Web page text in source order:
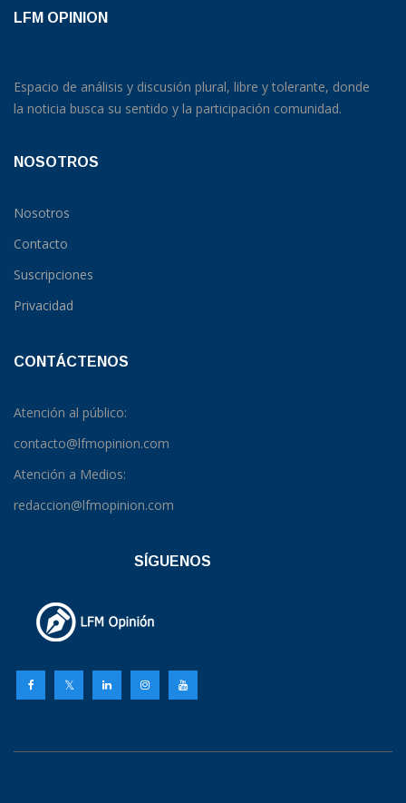
LFM OPINION
Espacio de análisis y discusión plural, libre y tolerante, donde
la noticia busca su sentido y la participación comunidad.
NOSOTROS
Nosotros
Contacto
Suscripciones
Privacidad
CONTÁCTENOS
Atención al público:
contacto@lfmopinion.com
Atención a Medios:
redaccion@lfmopinion.com
SÍGUENOS